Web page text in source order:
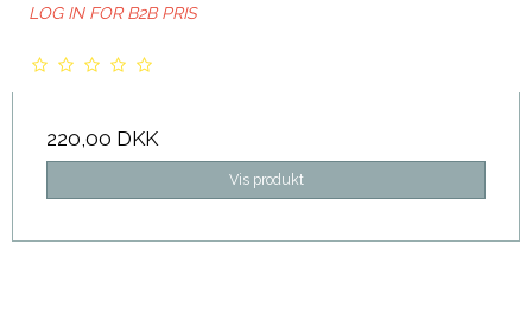
LOG IN FOR B2B PRIS
220,00 DKK
Vis produkt